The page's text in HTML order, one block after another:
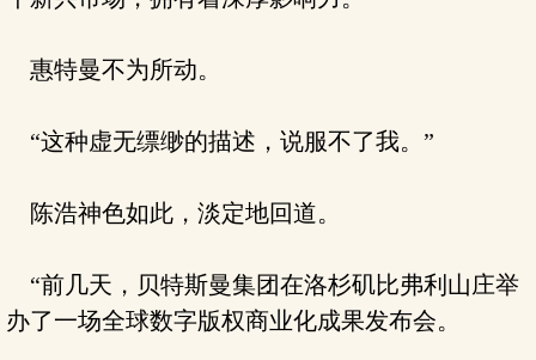
惠特曼不为所动。
“这种虚无缥缈的描述，说服不了我。”
陈浩神色如此，淡定地回道。
“前几天，贝特斯曼集团在洛杉矶比弗利山庄举
办了一场全球数字版权商业化成果发布会。